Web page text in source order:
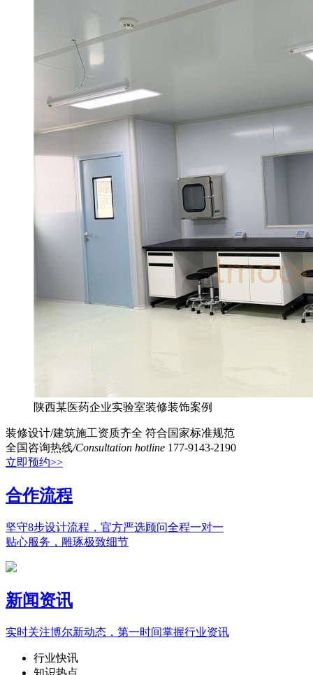
陕西某医药企业实验室装修装饰案例
装修设计/建筑施工资质齐全 符合国家标准规范
全国咨询热线/Consultation hotline 177-9143-2190
立即预约>>
合作流程
坚守8步设计流程，官方严选顾问全程一对一
贴心服务，雕琢极致细节
新闻资讯
实时关注博尔新动态，第一时间掌握行业资讯
行业快讯
知识热点